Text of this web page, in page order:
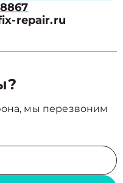
repair.ru
мы перезвоним